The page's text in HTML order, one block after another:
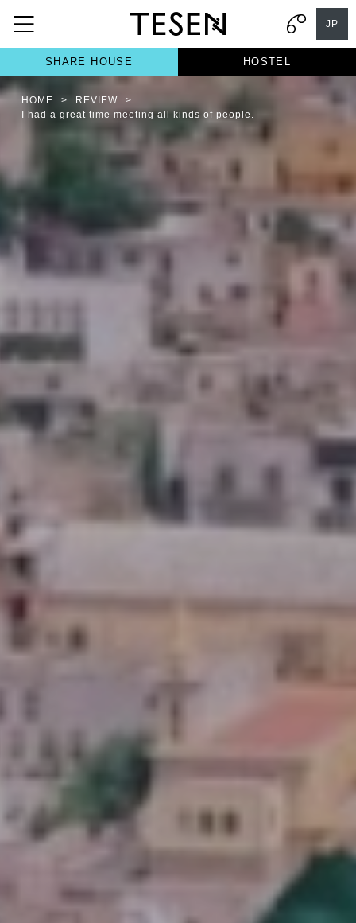
JP
SHARE HOUSE HOSTEL
HOME > REVIEW
>
I had a great time meeting all kinds of people.